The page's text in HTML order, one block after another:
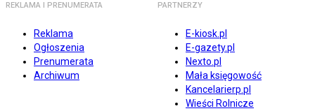
REKLAMA I PRENUMERATA
Reklama
Ogłoszenia
Prenumerata
Archiwum
PARTNERZY
E-kiosk.pl
E-gazety.pl
Nexto.pl
Mała księgowość
Kancelarierp.pl
Wieści Rolnicze